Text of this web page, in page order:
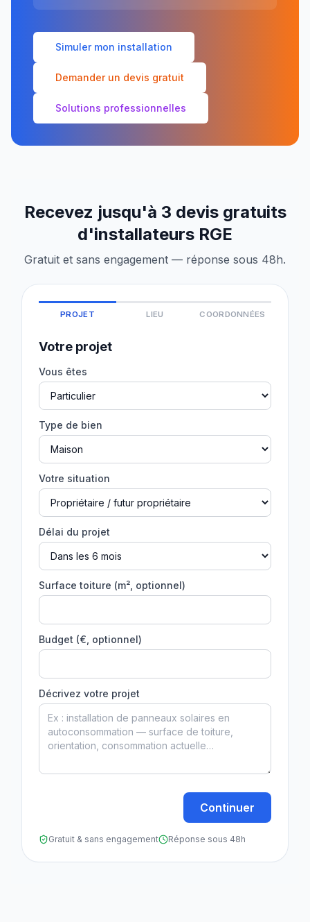
Simuler mon installation
Demander un devis gratuit
Solutions professionnelles
Recevez jusqu'à 3 devis gratuits
d'installateurs RGE
Gratuit et sans engagement — réponse sous 48h.
PROJET LIEU COORDONNÉES
Votre projet
Vous êtes
Type de bien
Votre situation
Délai du projet
Surface toiture (m², optionnel)
Budget (€, optionnel)
Décrivez votre projet
Continuer
Gratuit & sans engagement Réponse sous 48h